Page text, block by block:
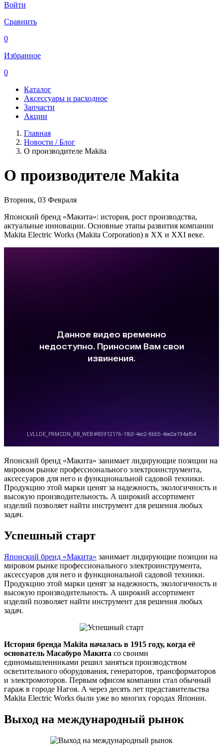
Войти
Сравнить
0
Избранное
0
Каталог
Аксессуары и расходное
Запчасти
Акции
Главная
Новости / Блог
О производителе Makita
О производителе Makita
Вторник, 03 Февраля
Японский бренд «Макита»: история, рост производства,
актуальные инновации. Основные этапы развития компании
Makita Electric Works (Makita Corporation) в XX и XXI веке.
Японский бренд «Макита» занимает лидирующие позиции на
мировом рынке профессионального электроинструмента,
аксессуаров для него и функциональной садовой техники.
Продукцию этой марки ценят за надежность, экологичность и
высокую производительность. А широкий ассортимент
изделий позволяет найти инструмент для решения любых
задач.
Успешный старт
Японский бренд «Макита» занимает лидирующие позиции на
мировом рынке профессионального электроинструмента,
аксессуаров для него и функциональной садовой техники.
Продукцию этой марки ценят за надежность, экологичность и
высокую производительность. А широкий ассортимент
изделий позволяет найти инструмент для решения любых
задач.
История бренда Makita началась в 1915 году, когда её
основатель Масабуро Макита со своими
единомышленниками решил заняться производством
осветительного оборудования, генераторов, трансформаторов
и электромоторов. Первым офисом компании стал обычный
гараж в городе Нагоя. А через десять лет представительства
Makita Electric Works были уже во многих городах Японии.
Выход на международный рынок